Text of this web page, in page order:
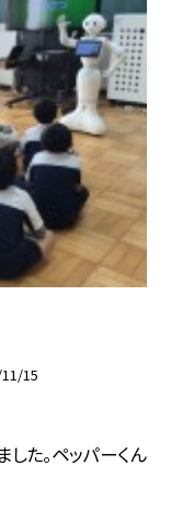
15
た。ペッパーくん